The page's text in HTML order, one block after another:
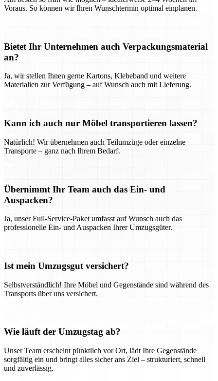
Voraus. So können wir Ihren Wunschtermin optimal einplanen.
Bietet Ihr Unternehmen auch Verpackungsmaterial
an?
Ja, wir stellen Ihnen gerne Kartons, Klebeband und weitere
Materialien zur Verfügung – auf Wunsch auch mit Lieferung.
Kann ich auch nur Möbel transportieren lassen?
Natürlich! Wir übernehmen auch Teilumzüge oder einzelne
Transporte – ganz nach Ihrem Bedarf.
Übernimmt Ihr Team auch das Ein- und
Auspacken?
Ja, unser Full-Service-Paket umfasst auf Wunsch auch das
professionelle Ein- und Auspacken Ihrer Umzugsgüter.
Ist mein Umzugsgut versichert?
Selbstverständlich! Ihre Möbel und Gegenstände sind während des
Transports über uns versichert.
Wie läuft der Umzugstag ab?
Unser Team erscheint pünktlich vor Ort, lädt Ihre Gegenstände
sorgfältig ein und bringt alles sicher ans Ziel – strukturiert, schnell
und zuverlässig.